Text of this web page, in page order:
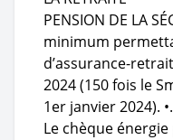
PENSION DE LA
minimum
d’assurance-
2024 (150 fois le
1er janvier 2024).
Le chèque